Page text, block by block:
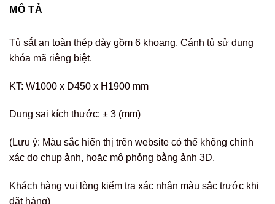
MÔ TẢ
Tủ sắt an toàn thép dày gồm 6 khoang. Cánh tủ sử dụng
khóa mã riêng biệt.
KT: W1000 x D450 x H1900 mm
Dung sai kích thước: ± 3 (mm)
(Lưu ý: Màu sắc hiển thị trên website có thể không chính
xác do chụp ảnh, hoặc mô phỏng bằng ảnh 3D.
Khách hàng vui lòng kiểm tra xác nhận màu sắc trước khi
đặt hàng)